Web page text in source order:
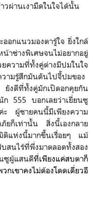
วผ่านเงามืดในใจได้นั้น
กแนวมองตารู้ใจ ยิ่งใกล้
าช่างพิเศษจนไม่อยากอยู่
ความที่ทั้งคู่ต่างมีปมในใจ
วามรู้สึกมันดันไปจี้ปมของ
งดีที่ทั้งคู่มักเปิดอกคุยกัน
ก 555 บอกเลยว่าเยี่ยนซู
ะ ผู้ชายคนนี้มีเพียงความ
ยก็เท่านั้น สิ่งนี้เองกลาย
ติแห่งนี้มากขึ้นเรื่อยๆ แม้
นไร้ที่พึ่งมาตลอดทั้งสอง
ซูผู้แสนดีที่เพียงแค่สบตาก็
กเขาคงไม่ต้องโดดเดี่ยวอี